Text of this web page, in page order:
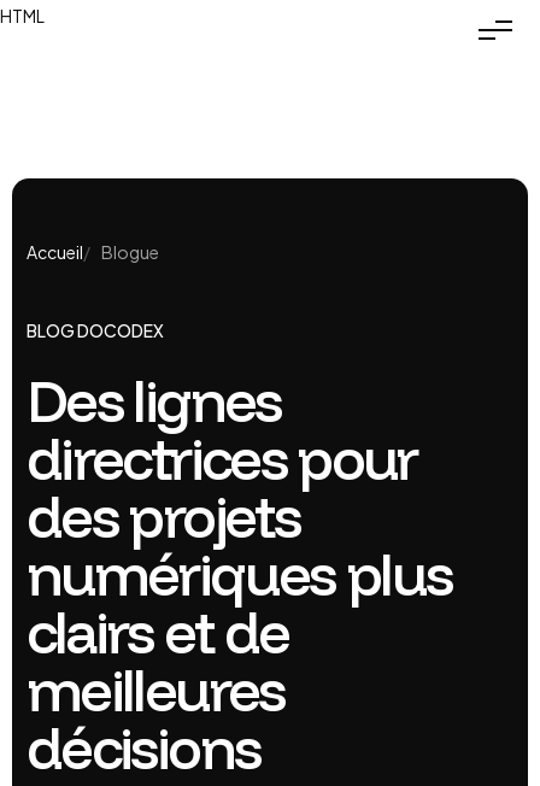
HTML
Accueil Blogue
BLOG DOCODEX
Des lignes
directrices pour
des projets
numériques plus
clairs et de
meilleures
décisions